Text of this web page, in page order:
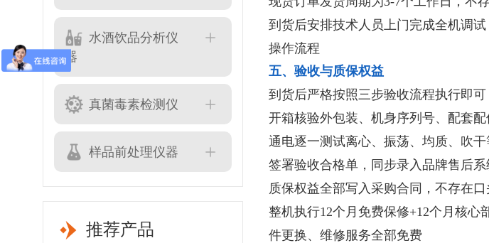
水酒饮品分析仪
器
真菌毒素检测仪
样品前处理仪器
推荐产品
到货后安排技术人员上门完成全机调
操作流程
五、验收与质保权益
到货后严格按照三步验收流程执行即可
开箱核验外包装、机身序列号、配套
通电逐一测试离心、振荡、均质、吹
签署验收合格单，同步录入品牌售后系
质保权益全部写入采购合同，不存在口
整机执行12个月免费保修+12个月核心
件更换、维修服务全部免费